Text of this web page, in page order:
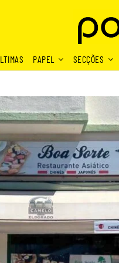
PAPEL SECÇÕES